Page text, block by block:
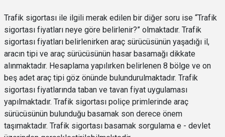
Trafik sigortası ile ilgili merak edilen bir diğer soru ise “Trafik
sigortası fiyatları neye göre belirlenir?” olmaktadır. Trafik
sigortası fiyatları belirlenirken araç sürücüsünün yaşadığı il,
aracın tipi ve araç sürücüsünün hasar basamağı dikkate
alınmaktadır. Hesaplama yapılırken belirlenen 8 bölge ve on
beş adet araç tipi göz önünde bulundurulmaktadır. Trafik
sigortası fiyatlarında taban ve tavan fiyat uygulaması
yapılmaktadır. Trafik sigortası poliçe primlerinde araç
sürücüsünün bulunduğu basamak son derece önem
taşımaktadır. Trafik sigortası basamak sorgulama e - devlet